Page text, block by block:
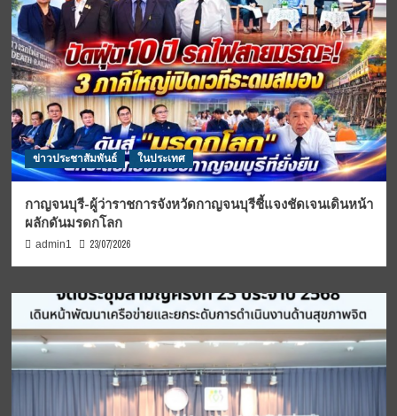
ข่าวประชาสัมพันธ์ ในประเทศ
กาญจนบุรี-ผู้ว่าราชการจังหวัดกาญจนบุรีชี้แจงชัดเจนเดินหน้า
ผลักดันมรดกโลก
admin1 23/07/2026